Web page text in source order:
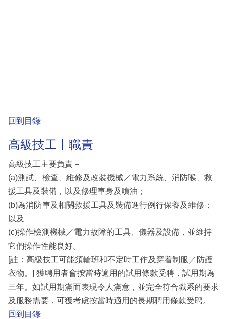
回到目錄
高級技工丨職責
高級技工主要負責－
(a)測試、檢查、維修及改裝機械／電力系統、消防喉、救
援工具及裝備，以及修理車身及噴油；
(b)為消防車及相關救援工具及裝備進行例行保養及維修；
以及
(c)操作檢測機械／電力故障的工具、儀器及設備，並維持
它們操作性能良好。
[註：高級技工可能須輪班和不定時工作及穿着制服／防護
衣物。] 獲聘用者會按當時適用的試用條款受聘，試用期為
三年。如試用期滿而表現令人滿意，並完全符合職系的要求
及服務需要，可獲考慮按當時適用的長期聘用條款受聘。
回到目錄